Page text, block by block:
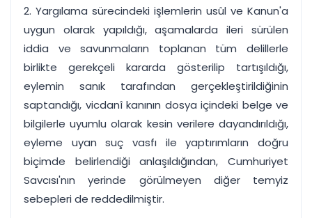
2. Yargılama sürecindeki işlemlerin usûl ve Kanun'a
uygun olarak yapıldığı, aşamalarda ileri sürülen
iddia ve savunmaların toplanan tüm delillerle
birlikte gerekçeli kararda gösterilip tartışıldığı,
eylemin sanık tarafından gerçekleştirildiğinin
saptandığı, vicdanî kanının dosya içindeki belge ve
bilgilerle uyumlu olarak kesin verilere dayandırıldığı,
eyleme uyan suç vasfı ile yaptırımların doğru
biçimde belirlendiği anlaşıldığından, Cumhuriyet
Savcısı'nın yerinde görülmeyen diğer temyiz
sebepleri de reddedilmiştir.